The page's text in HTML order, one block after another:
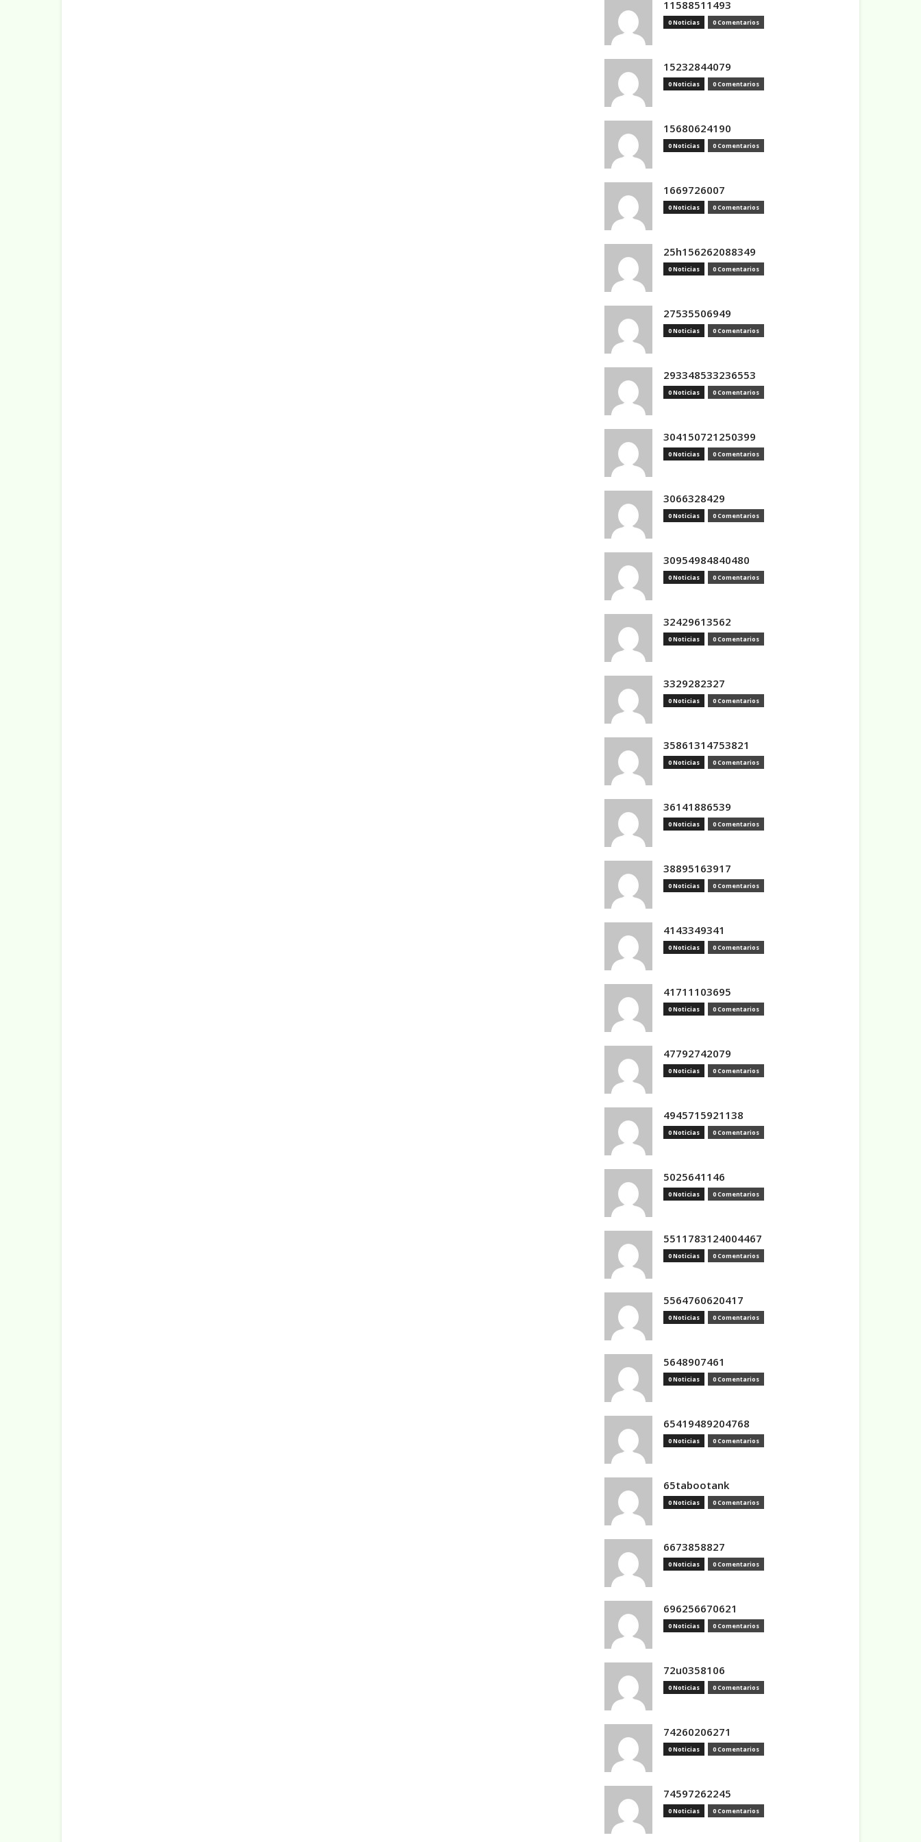
11588511493
0 Noticias 0 Comentarios
15232844079
0 Noticias 0 Comentarios
15680624190
0 Noticias 0 Comentarios
1669726007
0 Noticias 0 Comentarios
25h156262088349
0 Noticias 0 Comentarios
27535506949
0 Noticias 0 Comentarios
293348533236553
0 Noticias 0 Comentarios
304150721250399
0 Noticias 0 Comentarios
3066328429
0 Noticias 0 Comentarios
30954984840480
0 Noticias 0 Comentarios
32429613562
0 Noticias 0 Comentarios
3329282327
0 Noticias 0 Comentarios
35861314753821
0 Noticias 0 Comentarios
36141886539
0 Noticias 0 Comentarios
38895163917
0 Noticias 0 Comentarios
4143349341
0 Noticias 0 Comentarios
41711103695
0 Noticias 0 Comentarios
47792742079
0 Noticias 0 Comentarios
4945715921138
0 Noticias 0 Comentarios
5025641146
0 Noticias 0 Comentarios
5511783124004467
0 Noticias 0 Comentarios
5564760620417
0 Noticias 0 Comentarios
5648907461
0 Noticias 0 Comentarios
65419489204768
0 Noticias 0 Comentarios
65tabootank
0 Noticias 0 Comentarios
6673858827
0 Noticias 0 Comentarios
696256670621
0 Noticias 0 Comentarios
72u0358106
0 Noticias 0 Comentarios
74260206271
0 Noticias 0 Comentarios
74597262245
0 Noticias 0 Comentarios